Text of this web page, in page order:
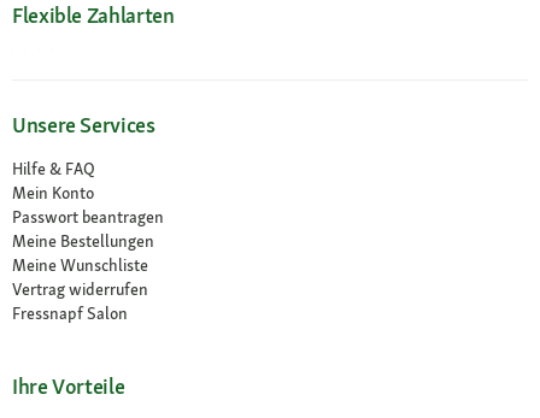
Flexible Zahlarten
Unsere Services
Hilfe & FAQ
Mein Konto
Passwort beantragen
Meine Bestellungen
Meine Wunschliste
Vertrag widerrufen
Fressnapf Salon
Ihre Vorteile